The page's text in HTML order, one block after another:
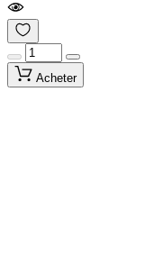
Acheter